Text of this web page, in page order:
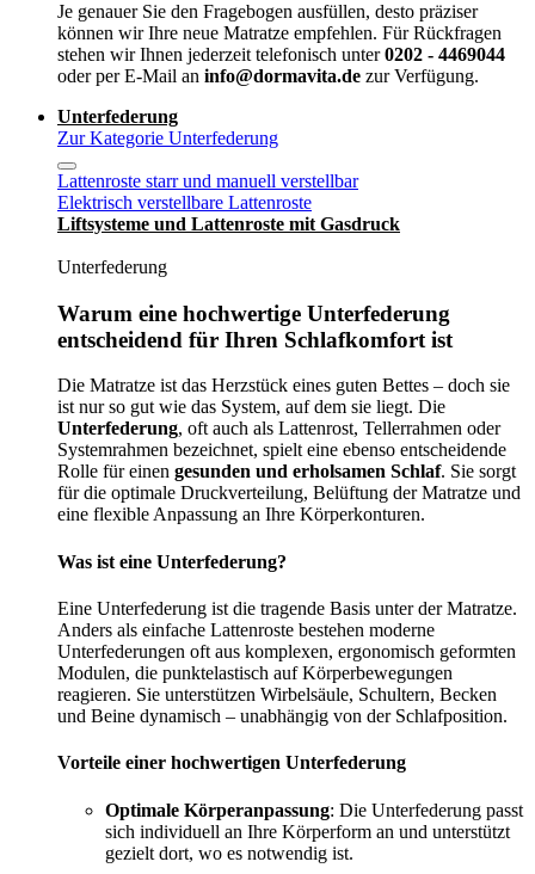
Je genauer Sie den Fragebogen ausfüllen, desto präziser
können wir Ihre neue Matratze empfehlen. Für Rückfragen
stehen wir Ihnen jederzeit telefonisch unter0202 - 4469044
oder per E-Mail an info@dormavita.de zur Verfügung.
Unterfederung
Zur Kategorie Unterfederung
Lattenroste starr und manuell verstellbar
Elektrisch verstellbare Lattenroste
Liftsysteme und Lattenroste mit Gasdruck
Unterfederung
Warum eine hochwertige Unterfederung
entscheidend für Ihren Schlafkomfort ist
Die Matratze ist das Herzstück eines guten Bettes – doch sie
ist nur so gut wie das System, auf dem sie liegt. Die
Unterfederung, oft auch als Lattenrost, Tellerrahmen oder
Systemrahmen bezeichnet, spielt eine ebenso entscheidende
Rolle für einen gesunden und erholsamen Schlaf. Sie sorgt
für die optimale Druckverteilung, Belüftung der Matratze und
eine flexible Anpassung an Ihre Körperkonturen.
Was ist eine Unterfederung?
Eine Unterfederung ist die tragende Basis unter der Matratze.
Anders als einfache Lattenroste bestehen moderne
Unterfederungen oft aus komplexen, ergonomisch geformten
Modulen, die punktelastisch auf Körperbewegungen
reagieren. Sie unterstützen Wirbelsäule, Schultern, Becken
und Beine dynamisch – unabhängig von der Schlafposition.
Vorteile einer hochwertigen Unterfederung
Optimale Körperanpassung: Die Unterfederung passt
sich individuell an Ihre Körperform an und unterstützt
gezielt dort, wo es notwendig ist.